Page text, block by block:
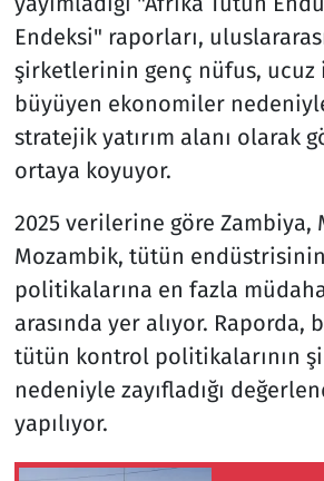
Endeksi" raporları,
şirketlerinin genç nüfus, ucuz
büyüyen ekonomiler
stratejik yatırım alanı olarak
ortaya koyuyor.
2025 verilerine göre Zambiya,
Mozambik, tütün
politikalarına en fazla
arasında yer alıyor. Raporda,
tütün kontrol politikalarının
nedeniyle zayıfladığı
yapılıyor.